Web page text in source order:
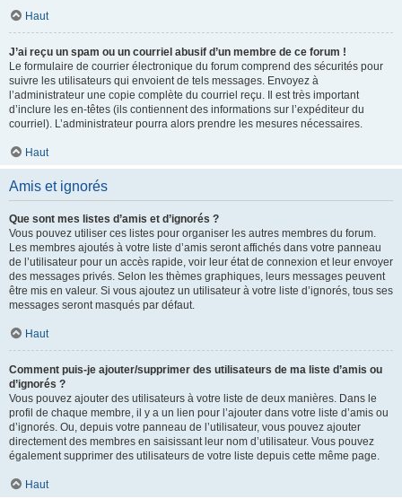
Haut
J’ai reçu un spam ou un courriel abusif d’un membre de ce forum !
Le formulaire de courrier électronique du forum comprend des sécurités pour
suivre les utilisateurs qui envoient de tels messages. Envoyez à
l’administrateur une copie complète du courriel reçu. Il est très important
d’inclure les en-têtes (ils contiennent des informations sur l’expéditeur du
courriel). L’administrateur pourra alors prendre les mesures nécessaires.
Haut
Amis et ignorés
Que sont mes listes d’amis et d’ignorés ?
Vous pouvez utiliser ces listes pour organiser les autres membres du forum.
Les membres ajoutés à votre liste d’amis seront affichés dans votre panneau
de l’utilisateur pour un accès rapide, voir leur état de connexion et leur envoyer
des messages privés. Selon les thèmes graphiques, leurs messages peuvent
être mis en valeur. Si vous ajoutez un utilisateur à votre liste d’ignorés, tous ses
messages seront masqués par défaut.
Haut
Comment puis-je ajouter/supprimer des utilisateurs de ma liste d’amis ou
d’ignorés ?
Vous pouvez ajouter des utilisateurs à votre liste de deux manières. Dans le
profil de chaque membre, il y a un lien pour l’ajouter dans votre liste d’amis ou
d’ignorés. Ou, depuis votre panneau de l’utilisateur, vous pouvez ajouter
directement des membres en saisissant leur nom d’utilisateur. Vous pouvez
également supprimer des utilisateurs de votre liste depuis cette même page.
Haut